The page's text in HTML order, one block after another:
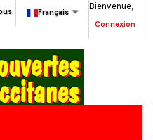
Bienvenue,
Connexion
Français